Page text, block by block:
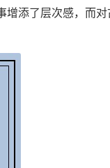
增添了层次感，而